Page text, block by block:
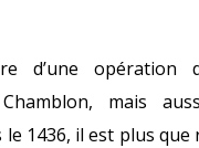
d’une opération
mais
1436, il est plus que